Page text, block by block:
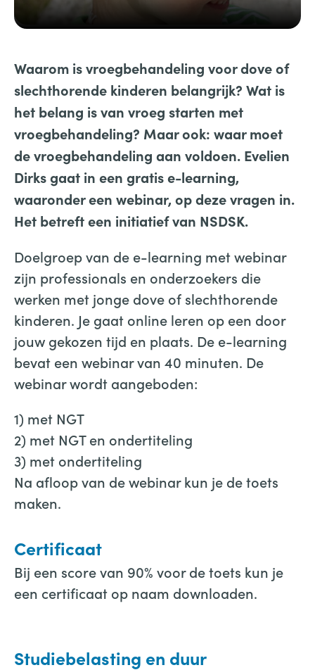
Waarom is vroegbehandeling voor dove of
slechthorende kinderen belangrijk? Wat is
het belang is van vroeg starten met
vroegbehandeling? Maar ook: waar moet
de vroegbehandeling aan voldoen. Evelien
Dirks gaat in een gratis e-learning,
waaronder een webinar, op deze vragen in.
Het betreft een initiatief van NSDSK.
Doelgroep van de e-learning met webinar
zijn professionals en onderzoekers die
werken met jonge dove of slechthorende
kinderen. Je gaat online leren op een door
jouw gekozen tijd en plaats. De e-learning
bevat een webinar van 40 minuten. De
webinar wordt aangeboden:
1) met NGT
2) met NGT en ondertiteling
3) met ondertiteling
Na afloop van de webinar kun je de toets
maken.
Certificaat
Bij een score van 90% voor de toets kun je
een certificaat op naam downloaden.
Studiebelasting en duur